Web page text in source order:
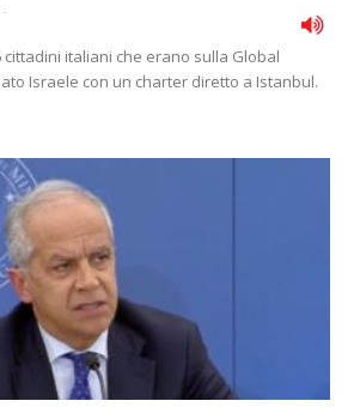
-
cittadini italiani che erano sulla Global
Israele con un charter diretto a Istanbul.